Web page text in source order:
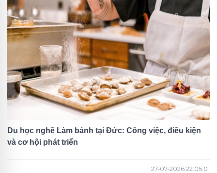
Du học nghề Làm bánh tại Đức: Công việc, điều kiện
và cơ hội phát triển
27-07-2026 22:05:01